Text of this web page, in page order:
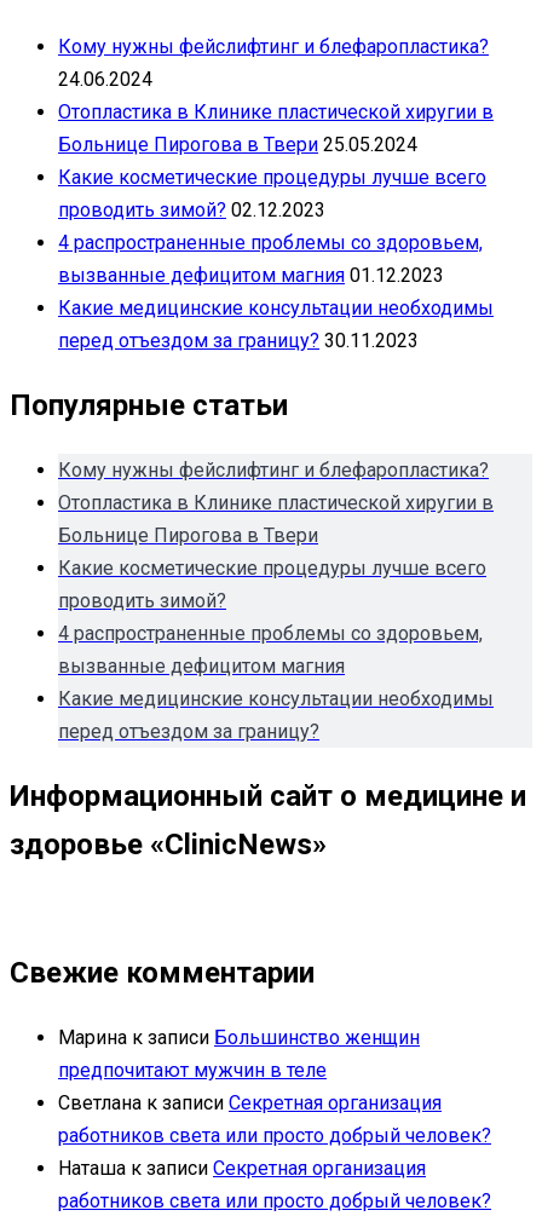
Кому нужны фейслифтинг и блефаропластика?
24.06.2024
Отопластика в Клинике пластической хиругии в
Больнице Пирогова в Твери 25.05.2024
Какие косметические процедуры лучше всего
проводить зимой? 02.12.2023
4 распространенные проблемы со здоровьем,
вызванные дефицитом магния 01.12.2023
Какие медицинские консультации необходимы
перед отъездом за границу? 30.11.2023
Популярные статьи
Кому нужны фейслифтинг и блефаропластика?
Отопластика в Клинике пластической хиругии в
Больнице Пирогова в Твери
Какие косметические процедуры лучше всего
проводить зимой?
4 распространенные проблемы со здоровьем,
вызванные дефицитом магния
Какие медицинские консультации необходимы
перед отъездом за границу?
Информационный сайт о медицине и
здоровье «ClinicNews»
Свежие комментарии
Марина к записи Большинство женщин
предпочитают мужчин в теле
Светлана к записи Секретная организация
работников света или просто добрый человек?
Наташа к записи Секретная организация
работников света или просто добрый человек?